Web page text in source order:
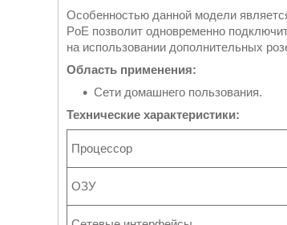
Особенностью данной модели
PoE позволит одновременно
на использовании дополнительных
Область применения:
Сети домашнего пользования.
Технические характеристики:
Процессор
ОЗУ